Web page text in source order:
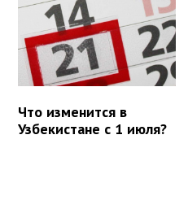
Что изменится в
Узбекистане с 1 июля?